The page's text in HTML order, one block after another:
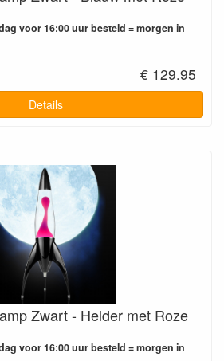
voor 16:00 uur besteld = morgen in
€ 129.95
Details
Zwart - Helder met Roze
voor 16:00 uur besteld = morgen in